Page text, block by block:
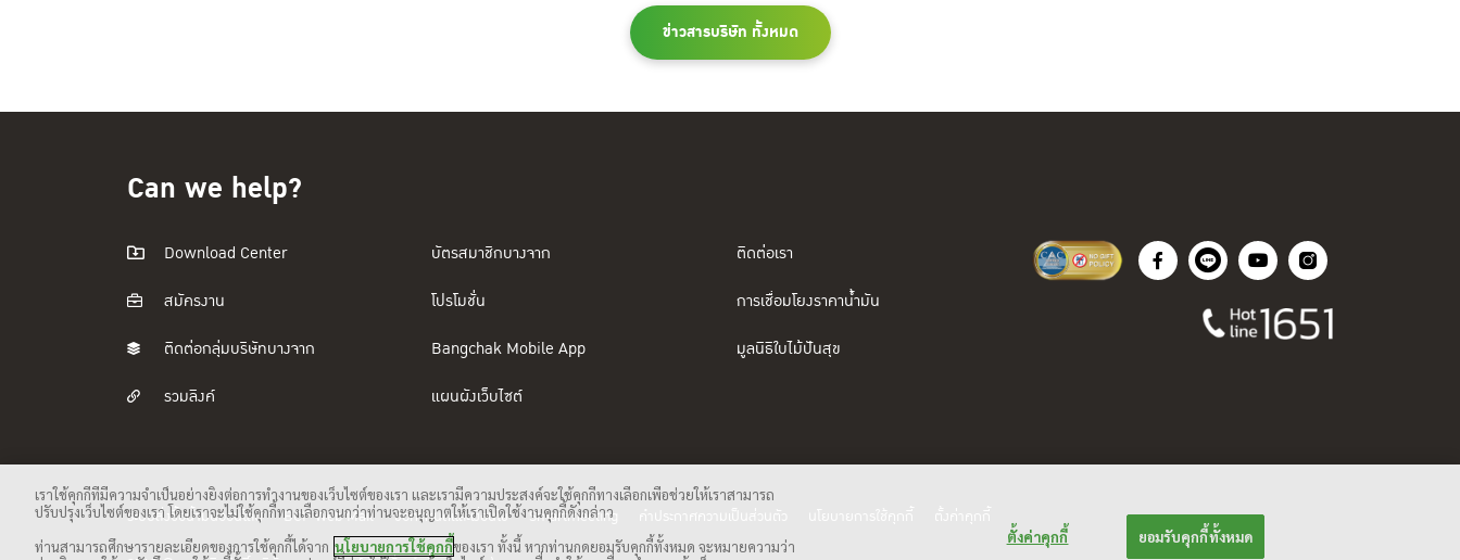
ข่าวสารบริษัท ทั้งหมด
Can we help?
Download Center
สมัครงาน
ติดต่อกลุ่มบริษัทบางจาก
รวมลิงค์
บัตรสมาชิกบางจาก
โปรโมชั่น
Bangchak Mobile App
แผนผังเว็บไซต์
ติดต่อเรา
การเชื่อมโยงราคาน้ำมัน
มูลนิธิใบไม้ปันสุข
ระบบสั่งซื้อน้ำมันออนไลน์ BCP Web Mail ข้อกำหนดและเงื่อนไข Smartmeeting
เราใช้คุกกี้ที่มีความจำเป็นอย่างยิ่งต่อการทำงานของเว็บไซต์ของเรา และเรามีความประสงค์จะใช้คุกกี้ทางเลือกเพื่อช่วยให้เราสามารถ
ปรับปรุงเว็บไซต์ของเรา โดยเราจะไม่ใช้คุกกี้ทางเลือกจนกว่าท่านจะอนุญาตให้เราเปิดใช้งานคุกกี้ดังกล่าว
ท่านสามารถศึกษารายละเอียดของการใช้คุกกี้ได้จาก นโยบายการใช้คุกกี้ของเรา ทั้งนี้ หากท่านกดยอมรับคุกกี้ทั้งหมด จะหมายความว่า
ตั้งค่าคุกกี้ ยอมรับคุกกี้ทั้งหมด